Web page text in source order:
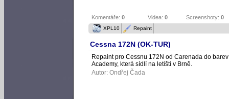
Komentáře: 0 Videa: 0 Screenshoty: 0
XPL10 Repaint
Cessna 172N (OK-TUR)
Repaint pro Cessnu 172N od Carenada do
Academy, která sídlí na letišti v Brně.
Autor: Ondřej Čada